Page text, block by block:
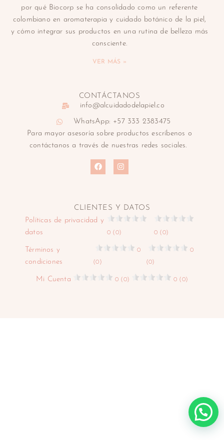
por qué Biocorp se ha consolidado como un referente
colombiano en aromaterapia y cuidado botánico de la piel,
y cómo integrar sus productos en una rutina de belleza más
consciente.
VER MÁS »
CONTÁCTANOS
info@alcuidadodelapiel.co
WhatsApp: +57 333 2383475
Para mayor asesoría sobre productos escríbenos o
contáctanos a través de nuestras redes sociales.
CLIENTES Y DATOS
Políticas de privacidad y
datos
0 (0) 0 (0)
Términos y
condiciones
0
(0)
0
(0)
Mi Cuenta 0 (0) 0 (0)